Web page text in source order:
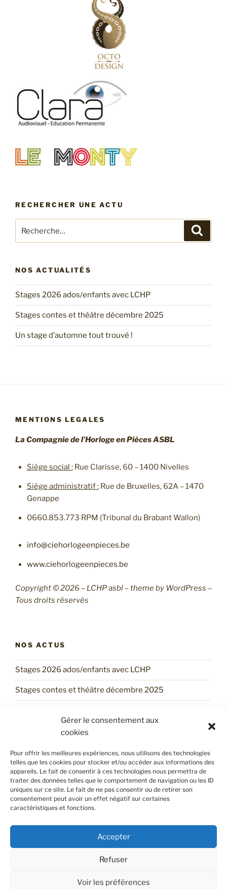
Gérer le consentement aux
cookies
Pour offrir les meilleures expériences, nous utilisons des technologies
telles que les cookies pour stocker et/ou accéder aux informations des
appareils. Le fait de consentir à ces technologies nous permettra de
traiter des données telles que le comportement de navigation ou les ID
uniques sur ce site. Le fait de ne pas consentir ou de retirer son
consentement peut avoir un effet négatif sur certaines
caractéristiques et fonctions.
Accepter
Refuser
Voir les préférences
RECHERCHER UNE ACTU
pour
NOS ACTUALITÉS
Stages 2026 ados/enfants avec LCHP
Stages contes et théâtre décembre 2025
Un stage d’automne tout trouvé !
MENTIONS LEGALES
La Compagnie de l’Horloge en Pièces ASBL
Siège social :Rue Clarisse, 60 – 1400 Nivelles
Siège administratif :Rue de Bruxelles, 62A – 1470
Genappe
0660.853.773 RPM (Tribunal du Brabant Wallon)
info@ciehorlogeenpieces.be
www.ciehorlogeenpieces.be
Copyright © 2026 – LCHP asbl – theme by WordPress –
Tous droits réservés
NOS ACTUS
Stages 2026 ados/enfants avec LCHP
Stages contes et théâtre décembre 2025
Trouve ton Stage d’ÉTÉ avec LCHP !
Les services printaniers du LCHP !
POLITIQUE DE CONFIDENTIALITÉ
Retrouvez notre politique de confidentialité en cliquant
Politique de confidentialité Fièrement propulsé par